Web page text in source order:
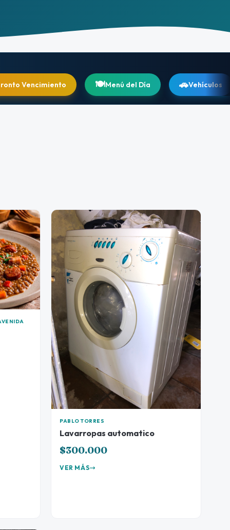
🍽️Menú del Día 🚗Vehículos
PABLO TORRES
Lavarropas automatico
$300.000
VER MÁS